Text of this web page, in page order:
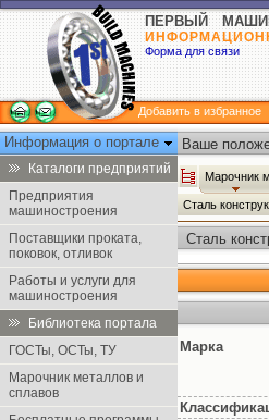
ПЕРВЫЙ
Форма для связи
Добавить в избранное
Информация о портале
Каталоги предприятий
Предприятия
машиностроения
Поставщики проката,
поковок, отливок
Работы и услуги для
машиностроения
Библиотека портала
ГОСТы, ОСТы, ТУ
Марочник металлов и
сплавов
Ваше
Марочник
Сталь
Сталь
Марка